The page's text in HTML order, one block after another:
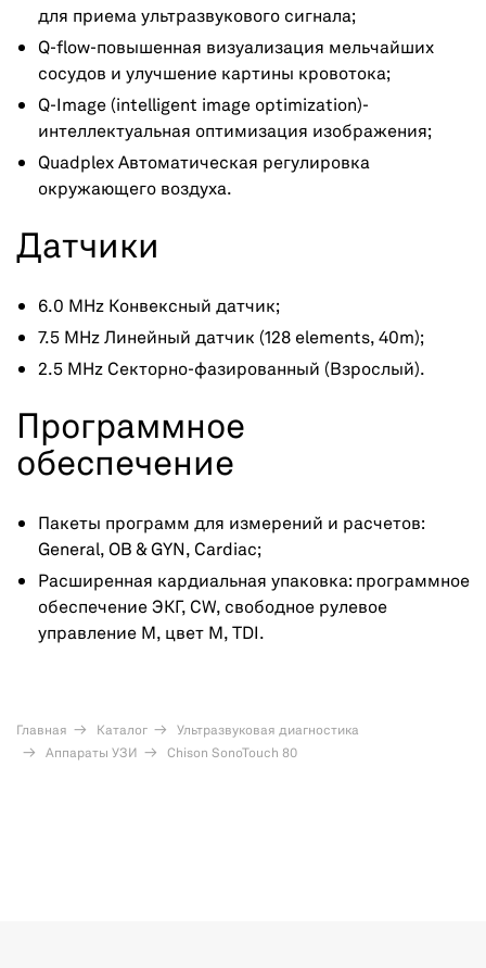
для приема ультразвукового сигнала;
Q-flow-повышенная визуализация мельчайших
сосудов и улучшение картины кровотока;
Q-Image (intelligent image optimization)-
интеллектуальная оптимизация изображения;
Quadplex Автоматическая регулировка
окружающего воздуха.
Датчики
6.0 MHz Конвексный датчик;
7.5 MHz Линейный датчик (128 elements, 40m);
2.5 MHz Секторно-фазированный (Взрослый).
Программное
обеспечение
Пакеты программ для измерений и расчетов:
General, OB & GYN, Cardiac;
Расширенная кардиальная упаковка: программное
обеспечение ЭКГ, CW, свободное рулевое
управление M, цвет M, TDI.
Главная Каталог
Ультразвуковая диагностика
Аппараты УЗИ
Chison SonoTouch 80